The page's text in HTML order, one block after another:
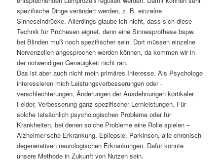
spezifische Dinge verändert werden, z. B. einzelne
Sinneseindrücke. Allerdings glaube ich nicht, dass sich diese
Technik für Prothesen eignet, denn eine Sinnesprothese bspw.
bei Blinden muß noch spezifischer sein. Dort müssen einzelne
Nervenzellen angesprochen werden können, da kommen wir in
der notwendigen Genauigkeit nicht ran.
Das ist aber auch nicht mein primäres Interesse. Als Psychologe
interessieren mich Leistungsverbesserungen oder -
verschlechterungen, Änderungen der Ausdehnungen kortikaler
Felder, Verbesserung ganz spezifischer Lernleistungen. Für
solche tatsächlich psychologischen Probleme oder für
Krankheiten, bei denen solche Probleme eine Rolle spielen –
Alzheimer‘sche Erkrankung, Epilepsie, Parkinson, alle chronisch-
degenerativen neurologischen Erkrankungen. Dafür könnte
unsere Methode in Zukunft von Nutzen sein.